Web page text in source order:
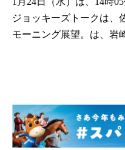
ジョッキーズトークは、
モーニング展望。は、岩